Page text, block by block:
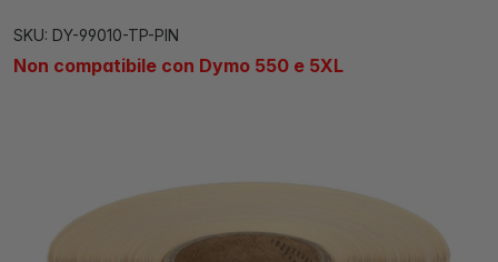
SKU: DY-99010-TP-PIN
Non compatibile con Dymo 550 e 5XL